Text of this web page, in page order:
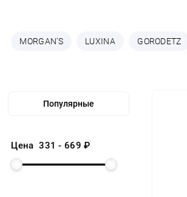
MORGAN'S LUXINA GORODETZ
Цена331 -669 ₽